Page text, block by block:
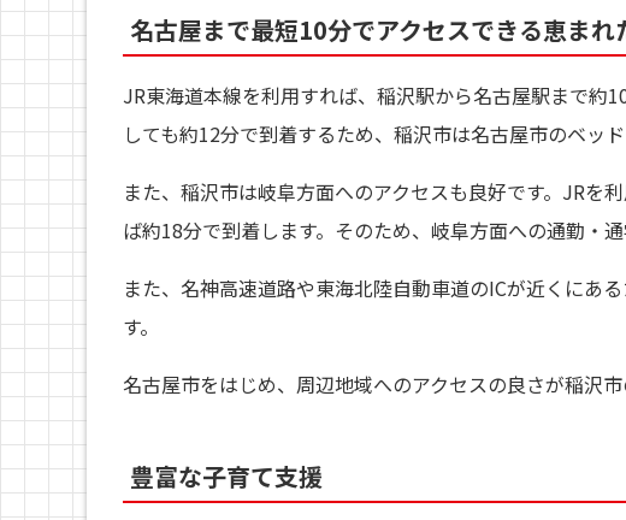
名古屋まで最短10分でアクセスできる恵まれ
JR東海道本線を利用すれば、稲沢駅から名古屋駅まで約
しても約12分で到着するため、稲沢市は名古屋市のベッド
また、稲沢市は岐阜方面へのアクセスも良好です。JRを
ば約18分で到着します。そのため、岐阜方面への通勤・通
また、名神高速道路や東海北陸自動車道のICが近くにあ
す。
名古屋市をはじめ、周辺地域へのアクセスの良さが稲沢市
豊富な子育て支援